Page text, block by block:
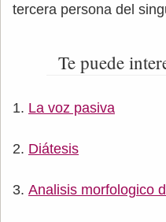
tercera persona del
Te puede
La voz pasiva
Diátesis
Analisis morfologico